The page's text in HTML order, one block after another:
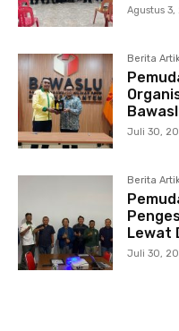
Agustus
Berita
Juli 30,
Berita
Lewat
Juli 30,